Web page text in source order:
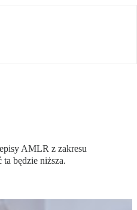
AMLR z zakresu
będzie niższa.